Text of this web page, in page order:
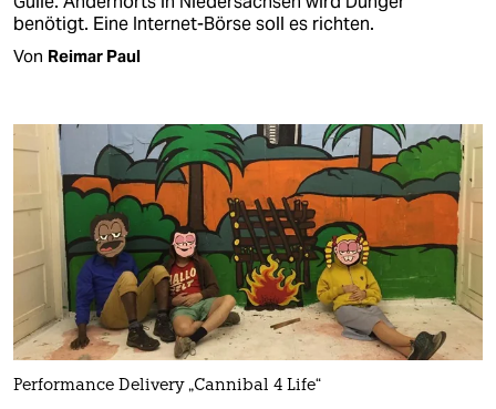
benötigt. Eine Internet-Börse soll es richten.
Von Reimar Paul
Performance Delivery „Cannibal 4 Life“